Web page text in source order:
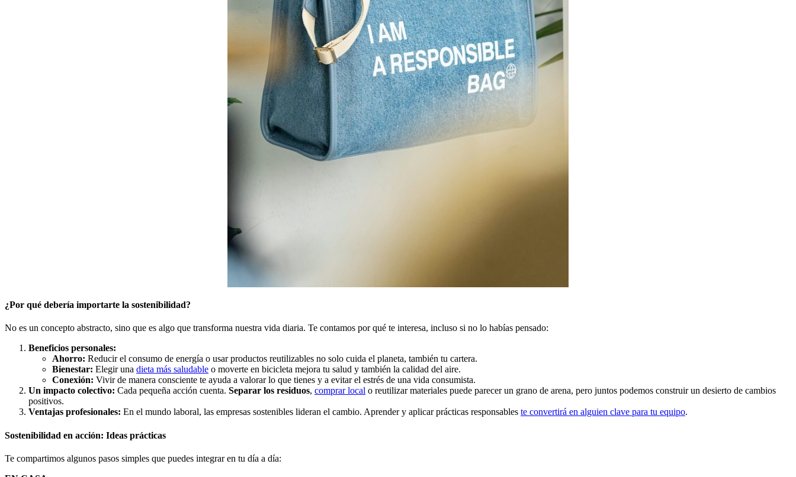
¿Por qué debería importarte la sostenibilidad?
No es un concepto abstracto, sino que es algo que transforma nuestra vida diaria. Te contamos por qué te interesa, incluso si no lo habías pensado:
Beneficios personales:
Ahorro: Reducir el consumo de energía o usar productos reutilizables no solo cuida el planeta, también tu cartera.
Bienestar: Elegir una dieta más saludable o moverte en bicicleta mejora tu salud y también la calidad del aire.
Conexión: Vivir de manera consciente te ayuda a valorar lo que tienes y a evitar el estrés de una vida consumista.
Un impacto colectivo: Cada pequeña acción cuenta. Separar los residuos, comprar local o reutilizar materiales puede parecer un grano de arena, pero juntos podemos construir un desierto de cambios
positivos.
Ventajas profesionales: En el mundo laboral, las empresas sostenibles lideran el cambio. Aprender y aplicar prácticas responsables te convertirá en alguien clave para tu equipo.
Sostenibilidad en acción: Ideas prácticas
Te compartimos algunos pasos simples que puedes integrar en tu día a día: